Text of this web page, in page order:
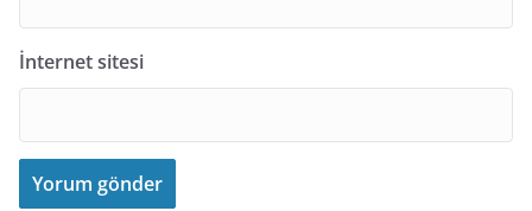
İnternet sitesi